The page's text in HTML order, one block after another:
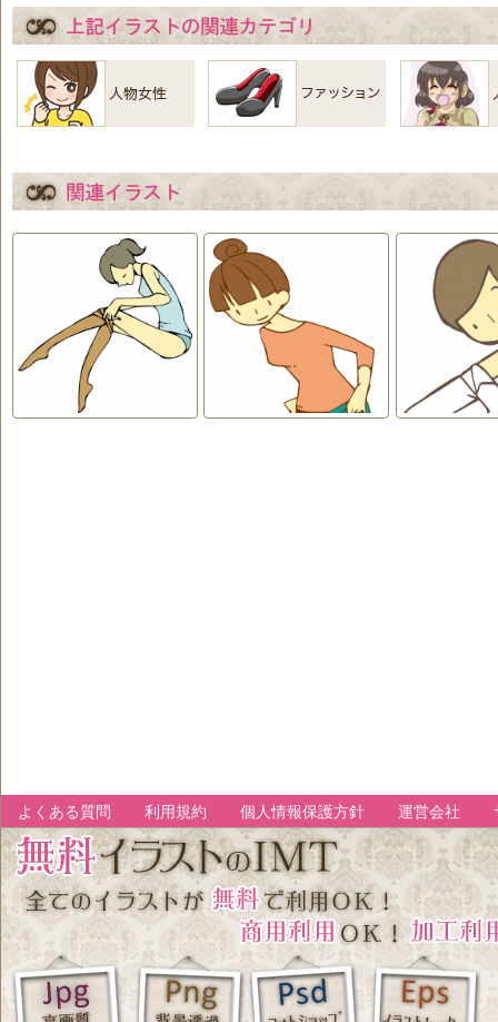
よくある質問 利用規約 個人情報保護方針 運営会社